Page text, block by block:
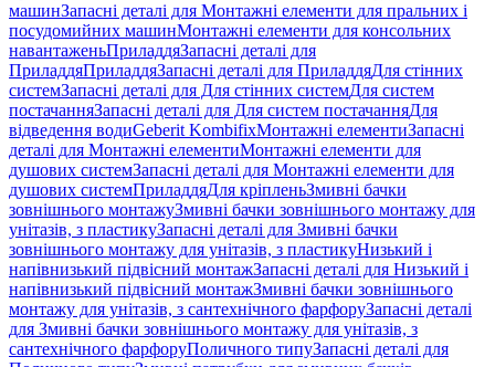
машинЗапасні деталі для Монтажні елементи для пральних і
посудомийних машинМонтажні елементи для консольних
навантаженьПриладдяЗапасні деталі для
ПриладдяПриладдяЗапасні деталі для ПриладдяДля стінних
системЗапасні деталі для Для стінних системДля систем
постачанняЗапасні деталі для Для систем постачанняДля
відведення водиGeberit KombifixМонтажні елементиЗапасні
деталі для Монтажні елементиМонтажні елементи для
душових системЗапасні деталі для Монтажні елементи для
душових системПриладдяДля кріпленьЗмивні бачки
зовнішнього монтажуЗмивні бачки зовнішнього монтажу для
унітазів, з пластикуЗапасні деталі для Змивні бачки
зовнішнього монтажу для унітазів, з пластикуНизький і
напівнизький підвісний монтажЗапасні деталі для Низький і
напівнизький підвісний монтажЗмивні бачки зовнішнього
монтажу для унітазів, з сантехнічного фарфоруЗапасні деталі
для Змивні бачки зовнішнього монтажу для унітазів, з
сантехнічного фарфоруПоличного типуЗапасні деталі для